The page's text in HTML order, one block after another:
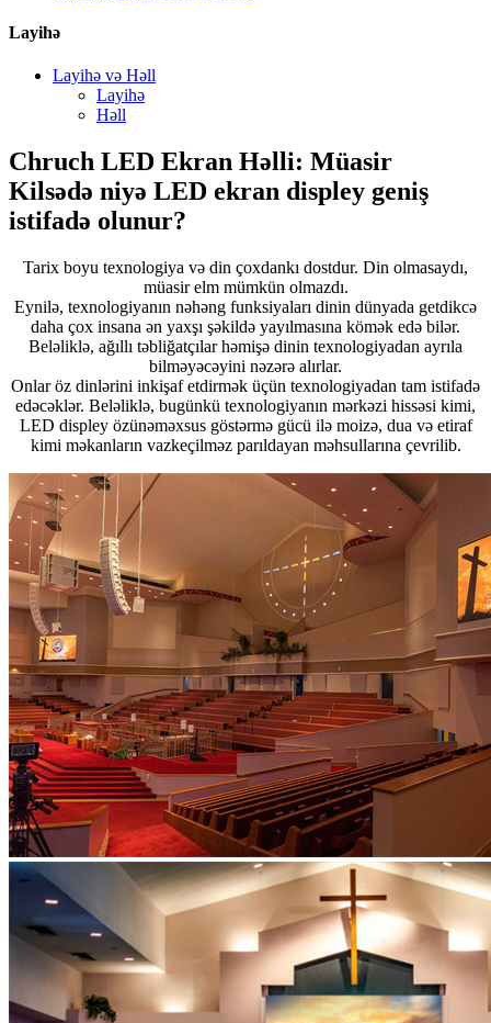
Layihə
Layihə və Həll
Layihə
Həll
Chruch LED Ekran Həlli: Müasir
Kilsədə niyə LED ekran displey geniş
istifadə olunur?
Tarix boyu texnologiya və din çoxdankı dostdur. Din olmasaydı,
müasir elm mümkün olmazdı.
Eynilə, texnologiyanın nəhəng funksiyaları dinin dünyada getdikcə
daha çox insana ən yaxşı şəkildə yayılmasına kömək edə bilər.
Beləliklə, ağıllı təbliğatçılar həmişə dinin texnologiyadan ayrıla
bilməyəcəyini nəzərə alırlar.
Onlar öz dinlərini inkişaf etdirmək üçün texnologiyadan tam istifadə
edəcəklər. Beləliklə, bugünkü texnologiyanın mərkəzi hissəsi kimi,
LED displey özünəməxsus göstərmə gücü ilə moizə, dua və etiraf
kimi məkanların vazkeçilməz parıldayan məhsullarına çevrilib.